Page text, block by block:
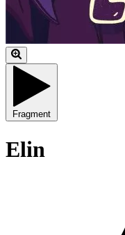
Fragment
Elin